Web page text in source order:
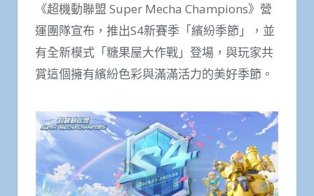
《超機動聯盟 Super Mecha Champions》營
運團隊宣布，推出S4新賽季「繽紛季節」，並
有全新模式「糖果屋大作戰」登場，與玩家共
賞這個擁有繽紛色彩與滿滿活力的美好季節。